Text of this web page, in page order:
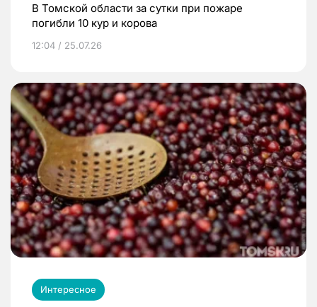
В Томской области за сутки при пожаре
погибли 10 кур и корова
12:04 / 25.07.26
Интересное